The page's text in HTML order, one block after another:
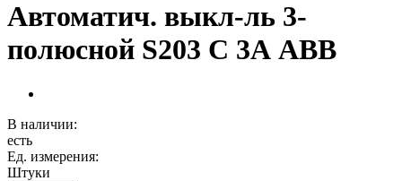
Автоматич. выкл-ль 3-
полюсной S203 C 3А ABB
В наличии:
есть
Ед. измерения:
Штуки